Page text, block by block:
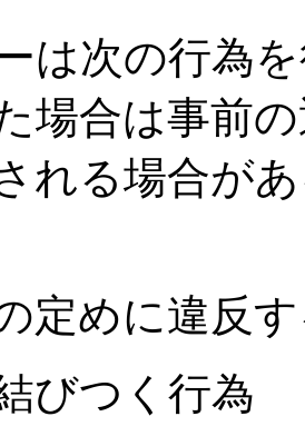
は次の行為
場合は事前
れる場合が
定めに違反
びつく行為